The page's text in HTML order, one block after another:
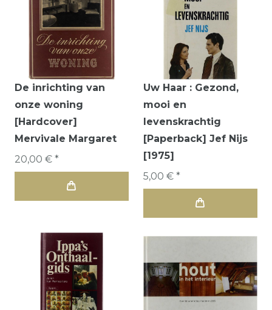
De inrichting van
onze woning
[Hardcover]
Mervivale Margaret
20,00 € *
Uw Haar : Gezond,
mooi en
levenskrachtig
[Paperback] Jef Nijs
[1975]
5,00 € *